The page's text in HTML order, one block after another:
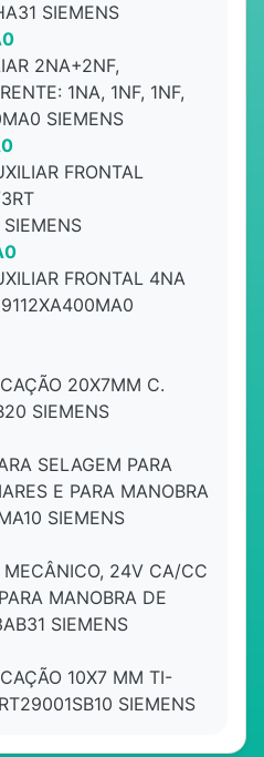
SIEMENS
2NA+2NF,
1NA, 1NF, 1NF,
SIEMENS
FRONTAL
FRONTAL 4NA
20X7MM C.
SIEMENS
SELAGEM PARA
E PARA MANOBRA
SIEMENS
MECÂNICO, 24V CA/CC
MANOBRA DE
SIEMENS
10X7 MM TI-
SIEMENS